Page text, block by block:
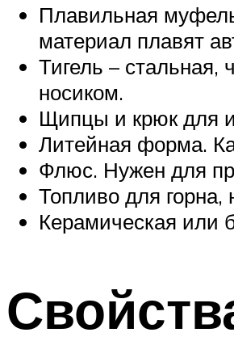
Плавильная
материал плавят
Тигель – стальная,
носиком.
Щипцы и крюк для
Литейная форма.
Флюс. Нужен для
Топливо для горна,
Керамическая или